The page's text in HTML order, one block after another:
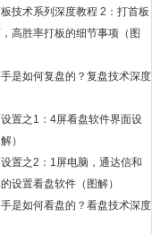
技术系列深度教程 2：打首板
高胜率打板的细节事项（图
是如何复盘的？复盘技术深度
置之1：4屏看盘软件界面设
）
置之2：1屏电脑，通达信和
设置看盘软件（图解）
是如何看盘的？看盘技术深度